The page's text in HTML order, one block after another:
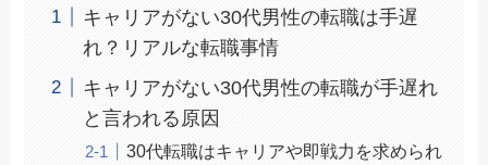
キャリアがない30代男性の転職は手遅
れ？リアルな転職事情
キャリアがない30代男性の転職が手遅れ
と言われる原因
30代転職はキャリアや即戦力を求められ